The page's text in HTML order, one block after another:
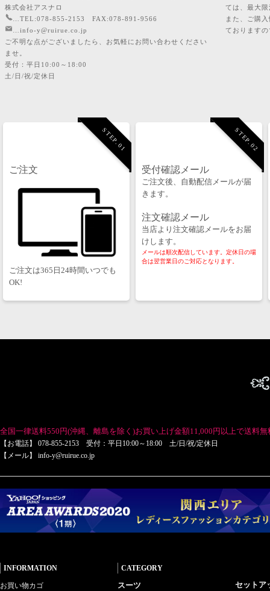
株式会社アスナロ
…TEL:078-855-2153 FAX:078-891-9566
…info-y@ruirue.co.jp
ご不明な点がございましたら、お気軽にお問い合わせください
ませ。
受付：平日10:00～18:00
土/日/祝/定休日
ては、最大
また、ご購
ております
STEP.01
ご注文
ご注文は365日24時間いつでも
OK!
STEP.02
受付確認メール
ご注文後、自動配信メールが届
きます。
注文確認メール
当店より注文確認メールをお届
けします。
メールは順次配信しています。定休日の場
合は翌営業日のご対応となります。
全国一律送料550円(沖縄、離島を除く)お買い上げ金額11,000円以上で送料無
【お電話】 078-855-2153 受付：平日10:00～18:00 土/日/祝/定休日
【メール】 info-y@ruirue.co.jp
INFORMATION
お買い物カゴ
CATEGORY
スーツ セットア